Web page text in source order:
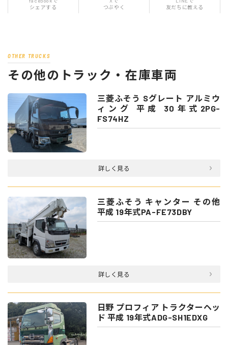
シェアする
つぶやく
友だちに教える
OTHER TRUCKS
その他のトラック・在庫車両
三菱ふそう Sグレート アルミウ
ィング 平成 30年式2PG-
FS74HZ
詳しく見る
三菱ふそう キャンター その他
平成 19年式PA-FE73DBY
詳しく見る
日野 プロフィア トラクターヘッ
ド 平成 19年式ADG-SH1EDXG